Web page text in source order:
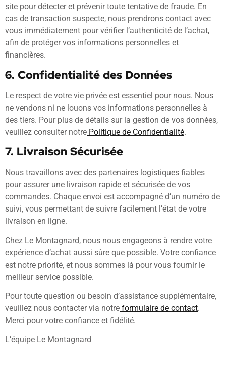
site pour détecter et prévenir toute tentative de fraude. En
cas de transaction suspecte, nous prendrons contact avec
vous immédiatement pour vérifier l’authenticité de l’achat,
afin de protéger vos informations personnelles et
financières.
6. Confidentialité des Données
Le respect de votre vie privée est essentiel pour nous. Nous
ne vendons ni ne louons vos informations personnelles à
des tiers. Pour plus de détails sur la gestion de vos données,
veuillez consulter notre Politique de Confidentialité.
7. Livraison Sécurisée
Nous travaillons avec des partenaires logistiques fiables
pour assurer une livraison rapide et sécurisée de vos
commandes. Chaque envoi est accompagné d’un numéro de
suivi, vous permettant de suivre facilement l’état de votre
livraison en ligne.
Chez Le Montagnard, nous nous engageons à rendre votre
expérience d’achat aussi sûre que possible. Votre confiance
est notre priorité, et nous sommes là pour vous fournir le
meilleur service possible.
Pour toute question ou besoin d’assistance supplémentaire,
veuillez nous contacter via notre formulaire de contact.
Merci pour votre confiance et fidélité.
L’équipe Le Montagnard